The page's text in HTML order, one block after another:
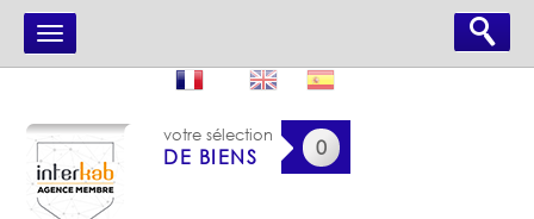
votre sélection
DE BIENS 0